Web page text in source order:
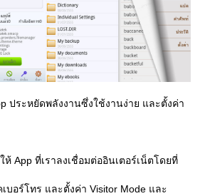
ประหยัดพลังงานซึ่งใช้งานง่าย และตั้งค่า
App ที่เราลงเชื่อมต่ออินเตอร์เน็ตโดยที่
บอร์โทร และตั้งค่า Visitor Mode และ